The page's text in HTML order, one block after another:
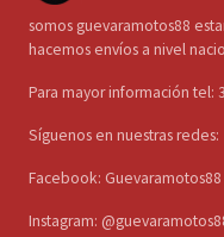
somos guevaramotos88
hacemos envíos a nivel
Para mayor información tel:
Síguenos en nuestras redes:
Facebook: Guevaramotos88
Instagram: